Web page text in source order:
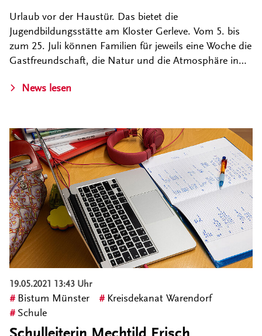
Urlaub vor der Haustür. Das bietet die
Jugendbildungsstätte am Kloster Gerleve. Vom 5. bis
zum 25. Juli können Familien für jeweils eine Woche die
Gastfreundschaft, die Natur und die Atmosphäre in…
News lesen
19.05.2021 13:43 Uhr
Bistum Münster
Kreisdekanat Warendorf
Schule